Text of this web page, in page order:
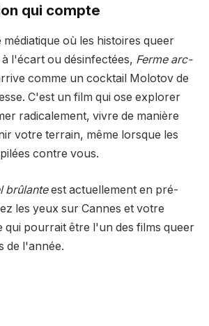
qui compte
médiatique où les histoires queer
l'écart ou désinfectées, Ferme arc-
comme un cocktail Molotov de
C'est un film qui ose explorer
radicalement, vivre de manière
votre terrain, même lorsque les
contre vous.
brûlanteest actuellement en pré-
les yeux sur Cannes et votre
pourrait être l'un des films queer
de l'année.